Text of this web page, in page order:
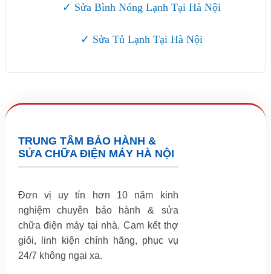
✓ Sửa Bình Nóng Lạnh Tại Hà Nội
✓ Sửa Tủ Lạnh Tại Hà Nội
TRUNG TÂM BẢO HÀNH &
SỬA CHỮA ĐIỆN MÁY HÀ NỘI
Đơn vị uy tín hơn 10 năm kinh
nghiệm chuyên bảo hành & sửa
chữa điện máy tại nhà. Cam kết thợ
giỏi, linh kiện chính hãng, phục vụ
24/7 không ngại xa.